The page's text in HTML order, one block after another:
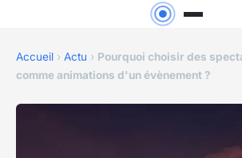
Accueil › Actu › Pourquoi choisir des
comme animations d'un évènement ?